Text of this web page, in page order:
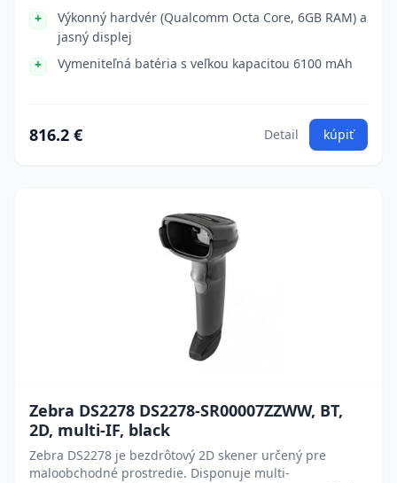
Výkonný hardvér (Qualcomm Octa Core, 6GB RAM) a
jasný displej
Vymeniteľná batéria s veľkou kapacitou 6100 mAh
816.2 € Detail kúpiť
Zebra DS2278 DS2278-SR00007ZZWW, BT,
2D, multi-IF, black
Zebra DS2278 je bezdrôtový 2D skener určený pre
maloobchodné prostredie. Disponuje multi-